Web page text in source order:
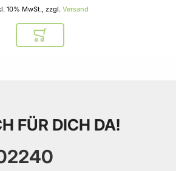
10% MwSt., zzgl. Versand
In den Warenkorb
FÜR DICH DA!